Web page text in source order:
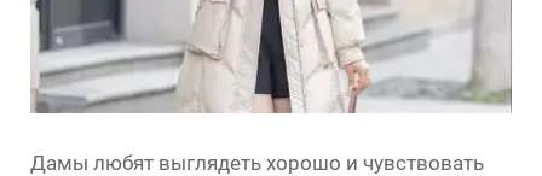
Дамы любят выглядеть хорошо и чувствовать